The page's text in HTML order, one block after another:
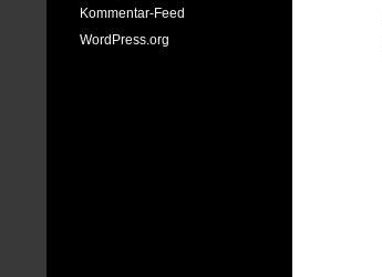
Kommentar-Feed
WordPress.org